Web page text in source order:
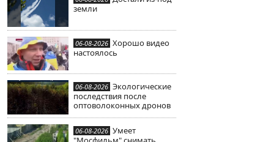
земли
06-08-2026 Хорошо видео
настоялось
06-08-2026 Экологические
последствия после
оптоволоконных дронов
06-08-2026 Умеет